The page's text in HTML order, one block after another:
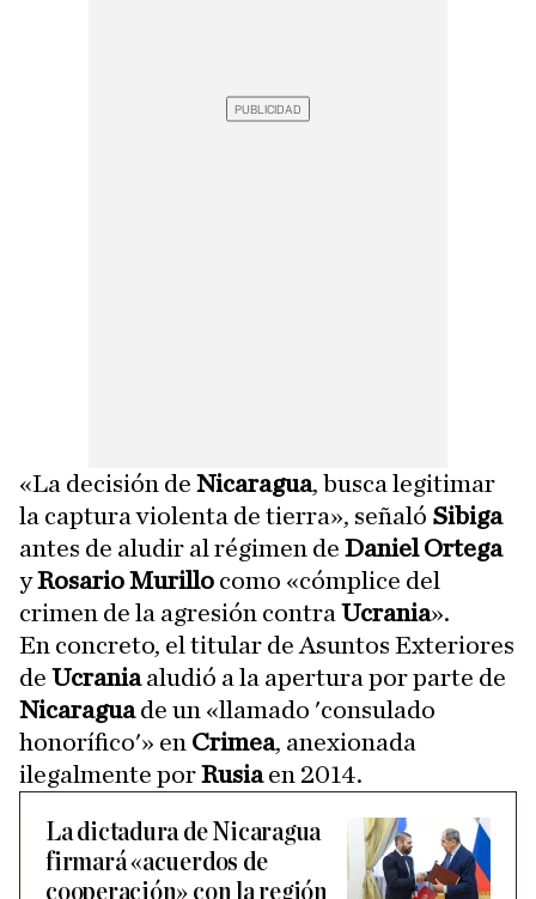
«La decisión de Nicaragua, busca legitimar
la captura violenta de tierra», señaló Sibiga
antes de aludir al régimen de Daniel Ortega
yRosario Murillo como «cómplice del
crimen de la agresión contra Ucrania».
En concreto, el titular de Asuntos Exteriores
de Ucraniaaludió a la apertura por parte de
Nicaraguade un «llamado 'consulado
honorífico'» en Crimea, anexionada
ilegalmente porRusiaen 2014.
La dictadura de Nicaragua
firmará «acuerdos de
cooperación» con la región